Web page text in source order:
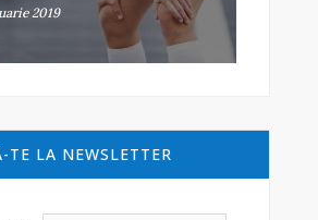
2019
TE LA NEWSLETTER